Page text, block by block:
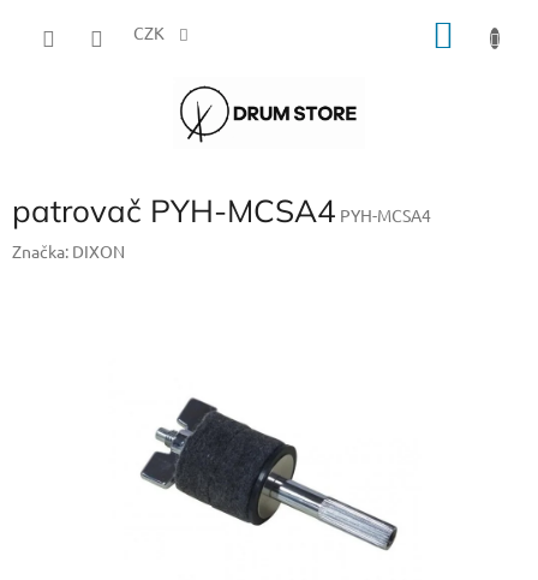
CZK
patrovač PYH-MCSA4 PYH-MCSA4
Značka: DIXON